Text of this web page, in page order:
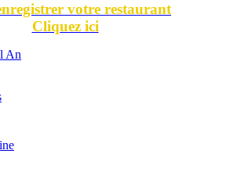
votre restaurant
Cliquez ici
An